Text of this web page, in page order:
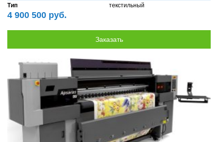
Тип
текстильный
4 900 500 руб.